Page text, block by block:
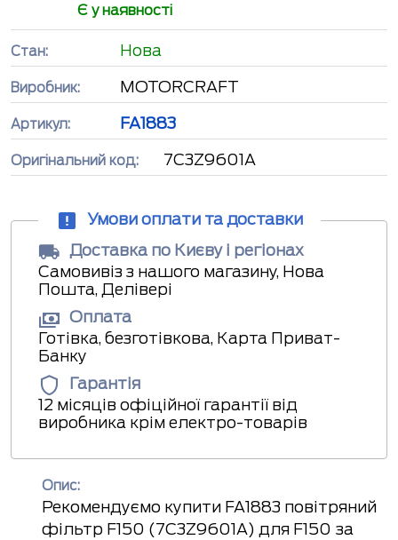
Є у наявності
Стан: Нова
Виробник: MOTORCRAFT
Артикул: FA1883
Оригінальний код: 7C3Z9601A
Умови оплати та доставки
Доставка по Києву і регіонах
Самовивіз з нашого магазину, Нова
Пошта, Делівері
Оплата
Готівка, безготівкова, Карта Приват-
Банку
Гарантія
12 місяців офіційної гарантії від
виробника крім електро-товарів
Опис:
Рекомендуємо купити FA1883 повітряний
фільтр F150 (7C3Z9601A) для F150 за